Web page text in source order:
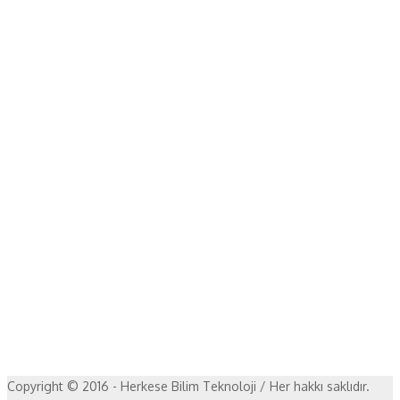
Copyright © 2016 - Herkese Bilim Teknoloji / Her hakkı saklıdır.